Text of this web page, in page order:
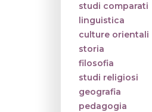
studi comparati
linguistica
culture orientali
storia
filosofia
studi religiosi
geografia
pedagogia